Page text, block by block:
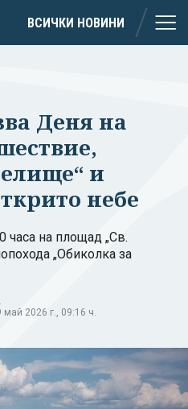
ВСИЧКИ НОВИНИ
Деня на
и
небе
часа на площад „Св.
„Обиколка за
2026 г., 09:16 ч.